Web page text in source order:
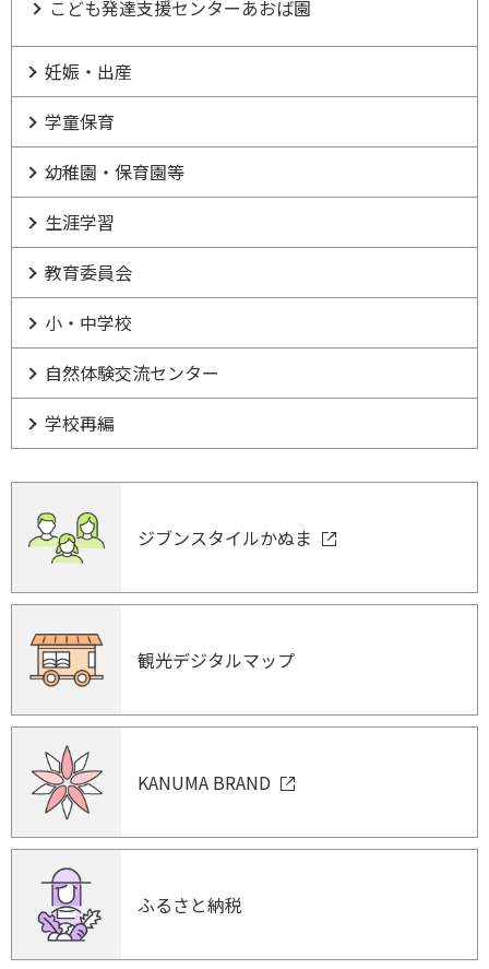
こども発達支援センターあおば園
妊娠・出産
学童保育
幼稚園・保育園等
生涯学習
教育委員会
小・中学校
自然体験交流センター
学校再編
ジブンスタイルかぬま
観光デジタルマップ
KANUMA BRAND
ふるさと納税